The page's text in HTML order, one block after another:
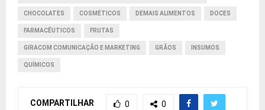
CHOCOLATES COSMÉTICOS DEMAIS ALIMENTOS DOCES
FARMACÊUTICOS FRUTAS
GIRACOM COMUNICAÇÃO E MARKETING GRÃOS INSUMOS
QUÍMICOS
COMPARTILHAR 0 0